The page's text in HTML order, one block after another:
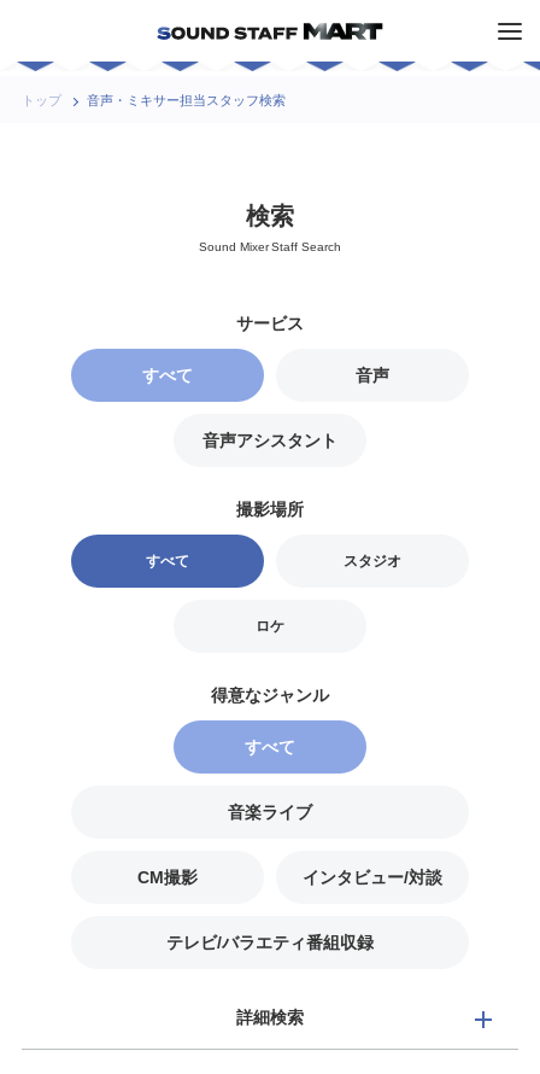
トップ 音声・ミキサー担当スタッフ検索
検索
Sound Mixer Staff Search
すべて 音声
アシスタント
すべて スタジオ
ロケ
すべて
音楽ライブ
CM撮影 インタビュー/対談
テレビ/バラエティ番組収録
詳細検索